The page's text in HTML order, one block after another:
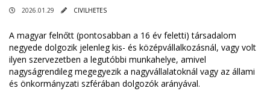
2026.01.29 CIVILHETES
A magyar felnőtt (pontosabban a 16 év feletti) társadalom
negyede dolgozik jelenleg kis- és középvállalkozásnál, vagy volt
ilyen szervezetben a legutóbbi munkahelye, amivel
nagyságrendileg megegyezik a nagyvállalatoknál vagy az állami
és önkormányzati szférában dolgozók arányával.